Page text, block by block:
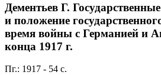
Дементьев Г.
и положение
время войны с Германией и
конца 1917 г.
Пг.: 1917 - 54 с.